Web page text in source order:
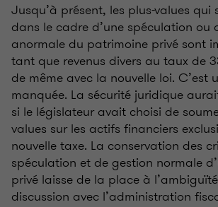
Jusqu’à présent, les plus-values qui
dans le cadre d’une spéculation ou
anormale du patrimoine privé sont
tant que revenus divers au taux de
de même avec la nouvelle loi. C’est
manquée. La sécurité juridique
si le législateur avait choisi de
values sur les actifs financiers
nouvelle taxe. La conservation des
spéculation et de gestion normale
privé laisse de la place à
discussion avec l’administration